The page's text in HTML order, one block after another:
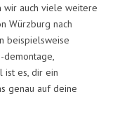
wir auch viele weitere
Würzburg nach
beispielsweise
demontage,
ist es, dir ein
genau auf deine